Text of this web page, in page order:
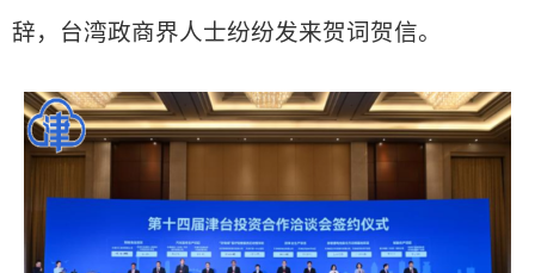
辞，台湾政商界人士纷纷发来贺词贺信。